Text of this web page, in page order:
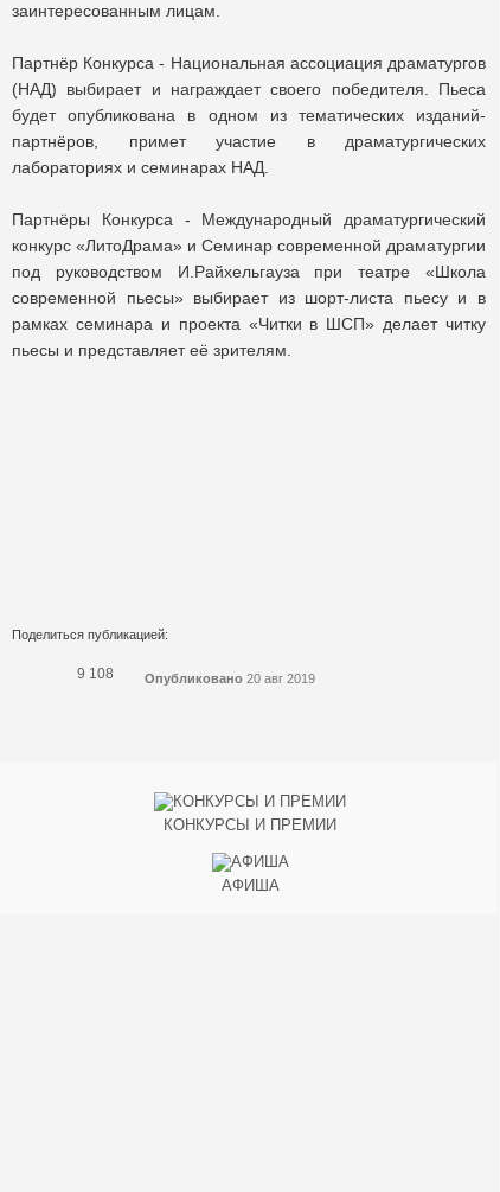
заинтересованным лицам.
Партнёр Конкурса - Национальная ассоциация драматургов
(НАД) выбирает и награждает своего победителя. Пьеса
будет опубликована в одном из тематических изданий-
партнёров, примет участие в драматургических
лабораториях и семинарах НАД.
Партнёры Конкурса - Международный драматургический
конкурс «ЛитоДрама» и Семинар современной драматургии
под руководством И.Райхельгауза при театре «Школа
современной пьесы» выбирает из шорт-листа пьесу и в
рамках семинара и проекта «Читки в ШСП» делает читку
пьесы и представляет её зрителям.
Поделиться публикацией:
9 108 Опубликовано 20 авг 2019
КОНКУРСЫ И ПРЕМИИ
АФИША